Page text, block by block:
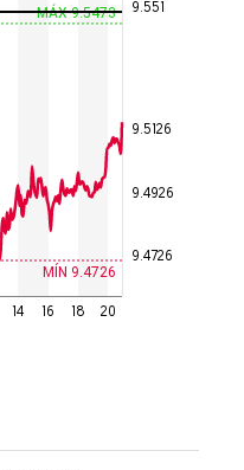
MÁX 9.5473
MÍN 9.4726
14 16 18 20
9.4726
9.4926
9.5126
9.551